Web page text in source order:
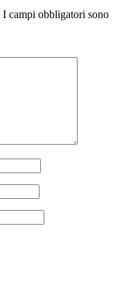
I campi obbligatori sono